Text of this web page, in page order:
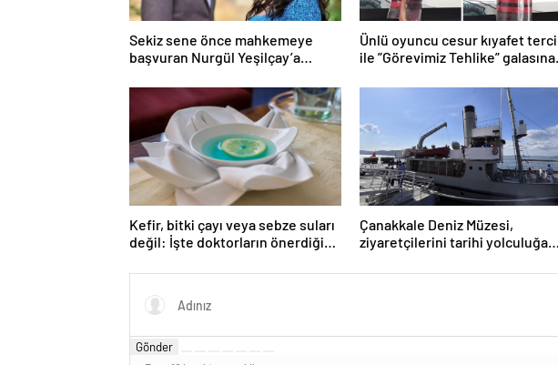
Sekiz sene önce mahkemeye
başvuran Nurgül Yeşilçay’a
Ünlü oyuncu cesur kıyafet
ile ”Görevimiz Tehlike” galasına
Kefir, bitki çayı veya sebze suları
değil: İşte doktorların önerdiği
Çanakkale Deniz Müzesi,
ziyaretçilerini tarihi yolculuğa
Gönder